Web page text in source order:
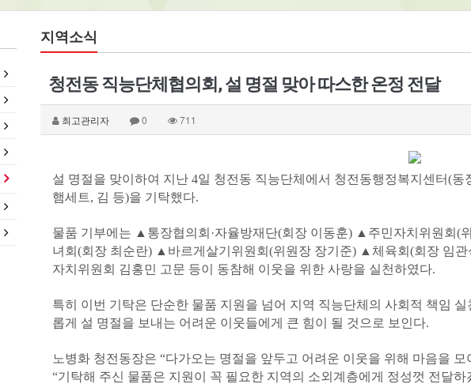
지역소식
청전동 직능단체협의회, 설 명절 맞아 따스한 온정 전달
최고관리자 0 711
설 명절을 맞이하여 지난 4일 청전동 직능단체에서 청전동행정복지센터(
햄세트, 김 등)을 기탁했다.
물품 기부에는 ▲통장협의회·자율방재단(회장 이동훈) ▲주민자치위원회
녀회(회장 최순란) ▲바르게살기위원회(위원장 장기준) ▲체육회(회장 임
자치위원회 김홍민 고문 등이 동참해 이웃을 위한 사랑을 실천하였다.
특히 이번 기탁은 단순한 물품 지원을 넘어 지역 직능단체의 사회적 책임
롭게 설 명절을 보내는 어려운 이웃들에게 큰 힘이 될 것으로 보인다.
노병화 청전동장은 “다가오는 명절을 앞두고 어려운 이웃을 위해 마음을
“기탁해 주신 물품은 지원이 꼭 필요한 지역의 소외계층에게 정성껏 전달하